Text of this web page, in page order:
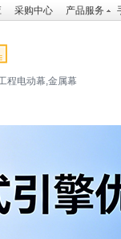
采购中心 产品服务
程电动幕,金属幕